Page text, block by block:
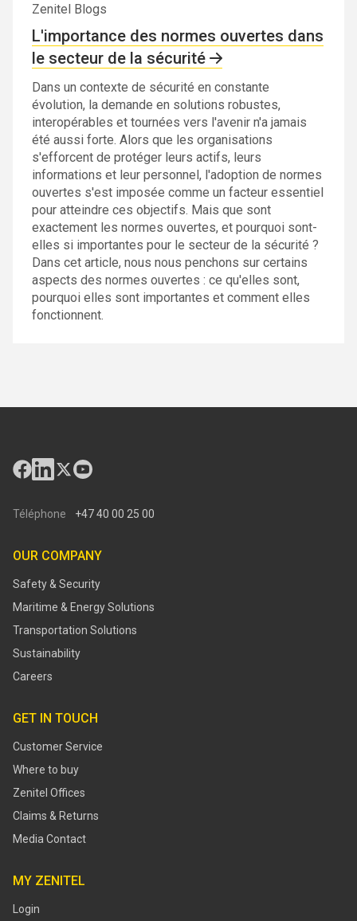
Zenitel Blogs
L'importance des normes ouvertes dans
le secteur de la sécurité
Dans un contexte de sécurité en constante
évolution, la demande en solutions robustes,
interopérables et tournées vers l'avenir n'a jamais
été aussi forte. Alors que les organisations
s'efforcent de protéger leurs actifs, leurs
informations et leur personnel, l'adoption de normes
ouvertes s'est imposée comme un facteur essentiel
pour atteindre ces objectifs. Mais que sont
exactement les normes ouvertes, et pourquoi sont-
elles si importantes pour le secteur de la sécurité ?
Dans cet article, nous nous penchons sur certains
aspects des normes ouvertes : ce qu'elles sont,
pourquoi elles sont importantes et comment elles
fonctionnent.
Téléphone +47 40 00 25 00
OUR COMPANY
Safety & Security
Maritime & Energy Solutions
Transportation Solutions
Sustainability
Careers
GET IN TOUCH
Customer Service
Where to buy
Zenitel Offices
Claims & Returns
Media Contact
MY ZENITEL
Login